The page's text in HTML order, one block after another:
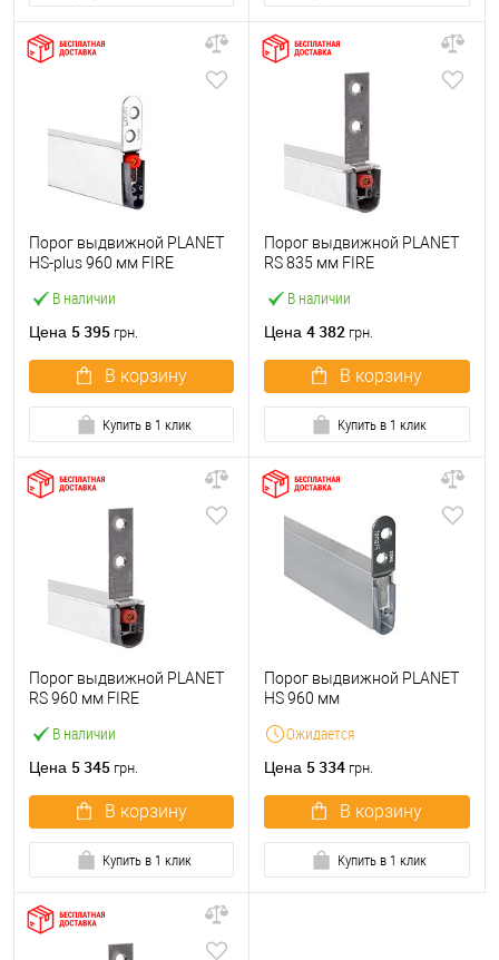
В наличии
Порог выдвижной PLANET
HS-plus 960 мм FIRE
Цена 5 395 грн.
В корзину
Купить в 1 клик
В наличии
Порог выдвижной PLANET
RS 835 мм FIRE
Цена 4 382 грн.
В корзину
Купить в 1 клик
В наличии
Порог выдвижной PLANET
RS 960 мм FIRE
Цена 5 345 грн.
В корзину
Купить в 1 клик
Ожидается
Порог выдвижной PLANET
HS 960 мм
Цена 5 334 грн.
В корзину
Купить в 1 клик